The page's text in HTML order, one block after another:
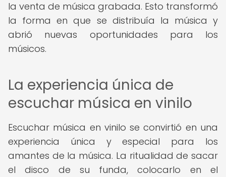
la venta de música grabada. Esto transformó
la forma en que se distribuía la música y
abrió nuevas oportunidades para los
músicos.
La experiencia única de
escuchar música en vinilo
Escuchar música en vinilo se convirtió en una
experiencia única y especial para los
amantes de la música. La ritualidad de sacar
el disco de su funda, colocarlo en el